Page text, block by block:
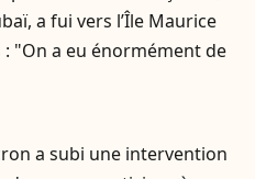
a fui vers l’Île Maurice
: "On a eu énormément de
a subi une intervention